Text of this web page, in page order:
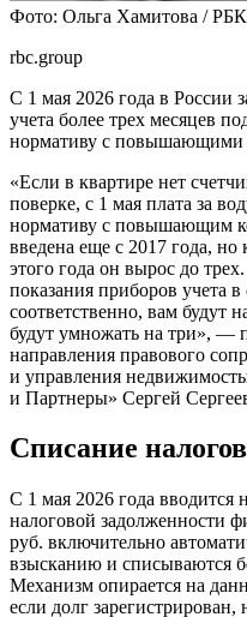
Фото: Ольга Хамитова / РБК
rbc.group
С 1 мая 2026 года в России
учета более трех месяцев
нормативу с повышающими
«Если в квартире нет
поверке, с 1 мая плата за
нормативу с повышающим
введена еще с 2017 года,
этого года он вырос до
показания приборов учета
соответственно, вам будут
будут умножать на три», —
направления правового
и управления
и Партнеры» Сергей
Списание
С 1 мая 2026 года вводится
налоговой задолженности
руб. включительно
взысканию и списываются
Механизм опирается на
если долг